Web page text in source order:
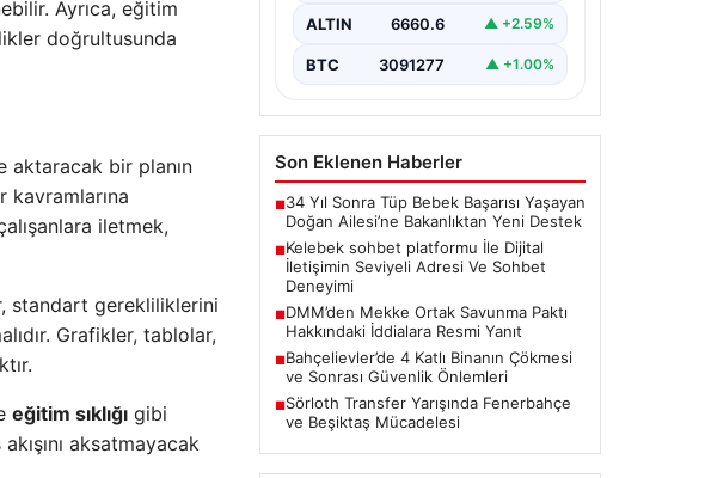
Ayrıca, eğitim
doğrultusunda
aktaracak bir planın
kavramlarına
iletmek,
standart gerekliliklerini
Grafikler, tablolar,
eğitim sıklığı gibi
aksatmayacak
bir şekilde iletişim kurması ciddi
pek…
ALTIN 6660.6 ▲ +2.59%
BTC 3091277 ▲ +1.00%
Son Eklenen Haberler
■34 Yıl Sonra Tüp Bebek Başarısı Yaşayan
Doğan Ailesi’ne Bakanlıktan Yeni Destek
■Kelebek sohbet platformu İle Dijital
İletişimin Seviyeli Adresi Ve Sohbet
Deneyimi
■DMM’den Mekke Ortak Savunma Paktı
Hakkındaki İddialara Resmi Yanıt
■Bahçelievler’de 4 Katlı Binanın Çökmesi
ve Sonrası Güvenlik Önlemleri
■Sörloth Transfer Yarışında Fenerbahçe
ve Beşiktaş Mücadelesi